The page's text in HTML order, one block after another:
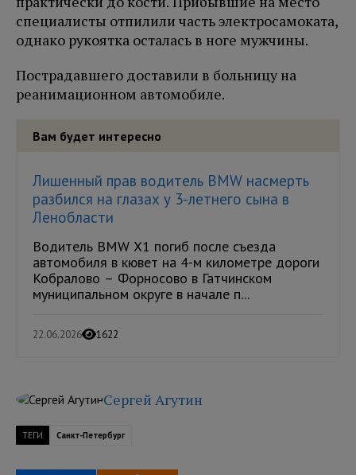
специалисты отпилили часть электросамоката,
однако рукоятка осталась в ноге мужчины.
Пострадавшего доставили в больницу на
реанимационном автомобиле.
Вам будет интересно
Лишенный прав водитель BMW насмерть
разбился на глазах у 3-летнего сына в
Ленобласти
Водитель BMW X1 погиб после съезда
автомобиля в кювет на 4-м километре дороги
Кобралово – Форносово в Гатчинском
муниципальном округе в начале п...
22.06.2026 1622
Сергей Агутин
ТЕГИ Санкт-Петербург